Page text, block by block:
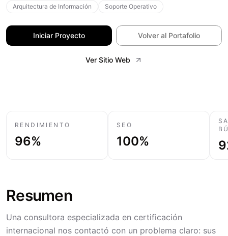
Arquitectura de Información
Soporte Operativo
Iniciar Proyecto Volver al Portafolio
Ver Sitio Web
RENDIMIENTO
96%
SEO
100%
Resumen
Una consultora especializada en certificación
internacional nos contactó con un problema claro: sus